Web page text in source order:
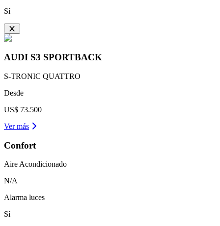
Sí
AUDI S3 SPORTBACK
S-TRONIC QUATTRO
Desde
US$ 73.500
Ver más
Confort
Aire Acondicionado
N/A
Alarma luces
Sí